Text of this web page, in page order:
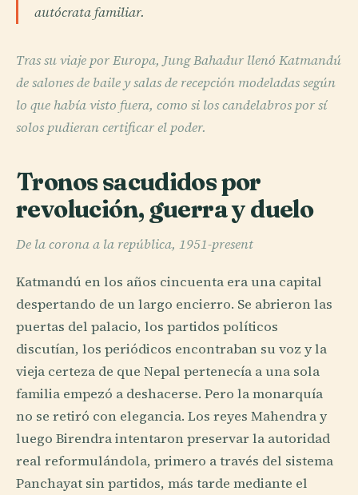
autócrata familiar.
Tras su viaje por Europa, Jung Bahadur llenó Katmandú
de salones de baile y salas de recepción modeladas según
lo que había visto fuera, como si los candelabros por sí
solos pudieran certificar el poder.
Tronos sacudidos por
revolución, guerra y duelo
De la corona a la república, 1951-present
Katmandú en los años cincuenta era una capital
despertando de un largo encierro. Se abrieron las
puertas del palacio, los partidos políticos
discutían, los periódicos encontraban su voz y la
vieja certeza de que Nepal pertenecía a una sola
familia empezó a deshacerse. Pero la monarquía
no se retiró con elegancia. Los reyes Mahendra y
luego Birendra intentaron preservar la autoridad
real reformulándola, primero a través del sistema
Panchayat sin partidos, más tarde mediante el